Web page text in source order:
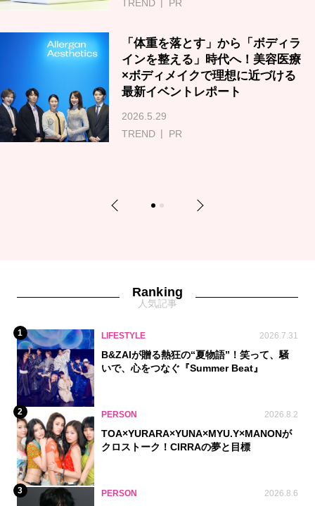
TREND PR
「体重を落とす」から「ボディラ
インを整える」時代へ！美容医療
×ボディメイクで理想に近づける
最新イベントレポート
2026.5.29
TREND
PR
Previous 1 2 Next
Ranking
人気記事
1 LIFESTYLE 2026.7.31
B&ZAIが贈る熱狂の“夏物語”！笑って、騒
いで、心をつなぐ『Summer Beat』
2 PERSON 2026.8.2
TOA×YURARA×YUNA×MYU.Y×MANONが
クロストーク！CIRRAの夢と目標
3 PERSON 2026.8.6